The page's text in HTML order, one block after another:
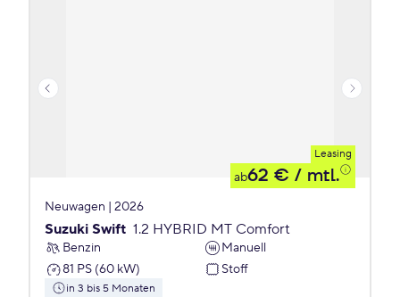
Leasing
ab62 € / mtl.
Neuwagen | 2026
Suzuki Swift 1.2 HYBRID MT Comfort
Benzin
Manuell
81 PS (60 kW)
Stoff
in 3 bis 5 Monaten